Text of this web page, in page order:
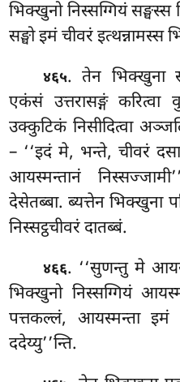
भिक्खुनो निस्सग्गियं सङ्घस्स
सङ्घो इमं चीवरं इत्थन्नामस्स
४६५. तेन भिक्खुना
एकंसं उत्तरासङ्गं करित्वा
उक्कुटिकं निसीदित्वा
– ‘‘इदं मे, भन्ते, चीवरं
आयस्मन्तानं
देसेतब्बा. ब्यत्तेन भिक्खुना
निस्सट्ठचीवरं दातब्बं.
४६६. ‘‘सुणन्तु मे
भिक्खुनो निस्सग्गियं
पत्तकल्लं, आयस्मन्ता इमं
ददेय्यु’’न्ति.